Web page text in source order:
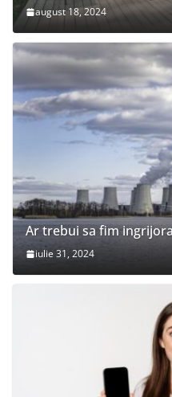
august 18, 2024
Ar trebui sa fim
iulie 31, 2024